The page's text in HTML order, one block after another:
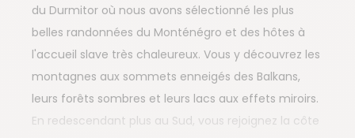
du Durmitor où nous avons sélectionné les plus
belles randonnées du Monténégro et des hôtes à
l'accueil slave très chaleureux. Vous y découvrez les
montagnes aux sommets enneigés des Balkans,
leurs forêts sombres et leurs lacs aux effets miroirs.
En redescendant plus au Sud, vous rejoignez la côte